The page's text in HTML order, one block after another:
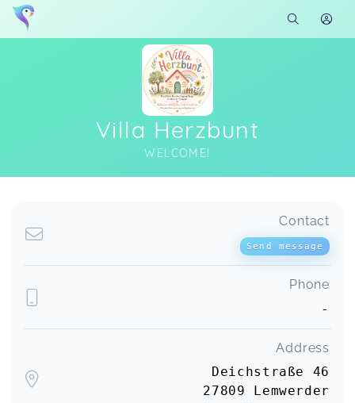
Villa Herzbunt
WELCOME!
Contact
Send message
Phone
-
Address
Deichstraße 46
27809 Lemwerder